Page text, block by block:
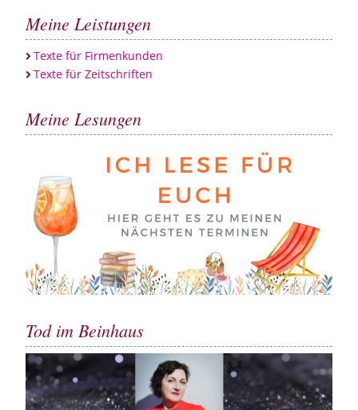
Meine Leistungen
Texte für Firmenkunden
Texte für Zeitschriften
Meine Lesungen
Tod im Beinhaus